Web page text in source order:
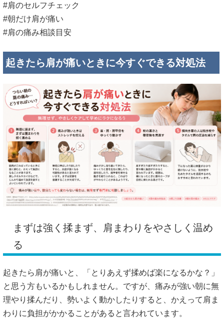
#肩のセルフチェック
#朝だけ肩が痛い
#肩の痛み相談目安
起きたら肩が痛いときに今すぐできる対処法
まずは強く揉まず、肩まわりをやさしく温め
る
起きたら肩が痛いと、「とりあえず揉めば楽になるかな？」
と思う方もいるかもしれません。ですが、痛みが強い朝に無
理やり揉んだり、勢いよく動かしたりすると、かえって肩ま
わりに負担がかかることがあると言われています。